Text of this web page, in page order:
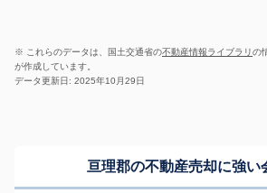
※ これらのデータは、国土交通省の不動産情報ライブラリの
が作成しています。
データ更新日: 2025年10月29日
亘理郡の不動産売却に強い